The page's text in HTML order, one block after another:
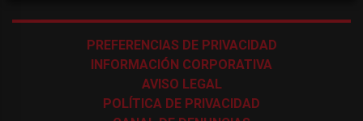
PREFERENCIAS DE PRIVACIDAD
INFORMACIÓN CORPORATIVA
AVISO LEGAL
POLÍTICA DE PRIVACIDAD